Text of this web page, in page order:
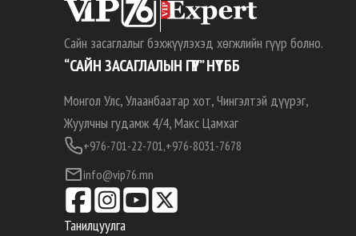
Сайн засаглалыг бэхжүүлэхэд хөгжлийн гүүр болно.
“САЙН ЗАСАГЛАЛЫН ГҮҮР” НҮТББ
Монгол Улс, Улаанбаатар хот, Чингэлтэй дүүрэг,
Жуулчны гудамж 4/4, Макс Цамхаг
+976-701-22-701,+976-8031-7678
info@vip76.mn
Танилцуулга